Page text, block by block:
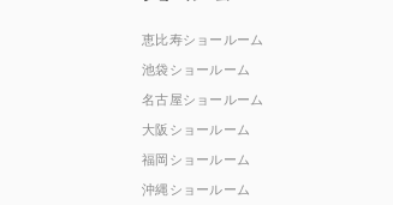
恵比寿ショールーム
池袋ショールーム
名古屋ショールーム
大阪ショールーム
福岡ショールーム
沖縄ショールーム